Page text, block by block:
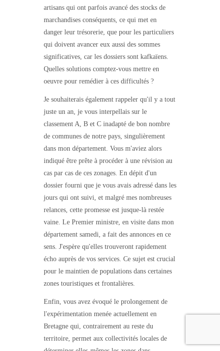
artisans qui ont parfois avancé des stocks de
marchandises conséquents, ce qui met en
danger leur trésorerie, que pour les particuliers
qui doivent avancer eux aussi des sommes
significatives, car les dossiers sont kafkaïens.
Quelles solutions comptez-vous mettre en
oeuvre pour remédier à ces difficultés ?
Je souhaiterais également rappeler qu'il y a tout
juste un an, je vous interpellais sur le
classement A, B et C inadapté de bon nombre
de communes de notre pays, singulièrement
dans mon département. Vous m'aviez alors
indiqué être prête à procéder à une révision au
cas par cas de ces zonages. En dépit d'un
dossier fourni que je vous avais adressé dans les
jours qui ont suivi, et malgré mes nombreuses
relances, cette promesse est jusque-là restée
vaine. Le Premier ministre, en visite dans mon
département samedi, a fait des annonces en ce
sens. J'espère qu'elles trouveront rapidement
écho auprès de vos services. Ce sujet est crucial
pour le maintien de populations dans certaines
zones touristiques et frontalières.
Enfin, vous avez évoqué le prolongement de
l'expérimentation menée actuellement en
Bretagne qui, contrairement au reste du
territoire, permet aux collectivités locales de